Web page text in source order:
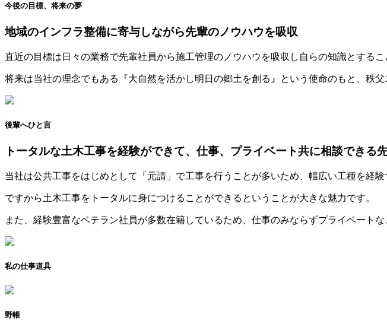
今後の目標、将来の夢
地域のインフラ整備に寄与しながら先輩のノウハウを吸収
直近の目標は日々の業務で先輩社員から施工管理のノウハウを吸収し自らの知識とする
将来は当社の理念でもある『大自然を活かし明日の郷土を創る』という使命のもと、秩
後輩へひと言
トータルな土木工事を経験ができて、仕事、プライベート共に相談できる
当社は公共工事をはじめとして「元請」で工事を行うことが多いため、幅広い工種を経験
ですから土木工事をトータルに身につけることができるということが大きな魅力です。
また、経験豊富なベテラン社員が多数在籍しているため、仕事のみならずプライベート
私の仕事道具
野帳